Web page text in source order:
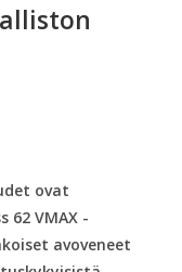
ovat
62 VMAX -
avoveneet